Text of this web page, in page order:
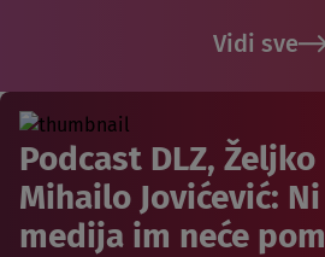
Vidi sve
Podcast DLZ,
Mihailo Jovićević:
medija im neće